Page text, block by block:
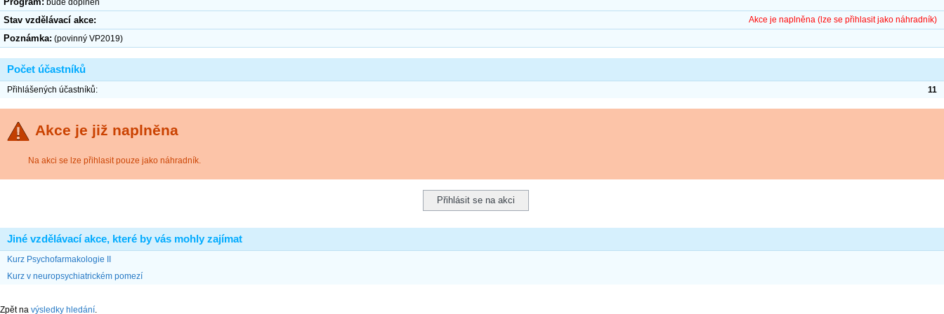
bude doplněn
Stav vzdělávací akce: Akce je naplněna (lze se přihlasit jako náhradník)
Poznámka: (povinný VP2019)
Počet účastníků
Přihlášených účastníků: 11
Akce je již naplněna
Na akci se lze přihlasit pouze jako náhradník.
Jiné vzdělávací akce, které by vás mohly zajímat
Kurz Psychofarmakologie II
Kurz v neuropsychiatrickém pomezí
Zpět na výsledky hledání.